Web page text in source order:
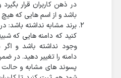
در ذهن کاربران قرار
باشد و از اسم هایی که هیچ
برند مشابه نداشته باشد:
کنید که دامنه هایی که
وجود نداشته باشد و
دامنه را تغییر دهید. در
پسوند های مشابه و